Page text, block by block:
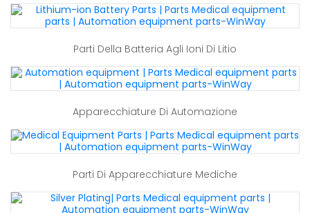
Parti Della Batteria Agli Ioni Di Litio
Apparecchiature Di Automazione
Parti Di Apparecchiature Mediche